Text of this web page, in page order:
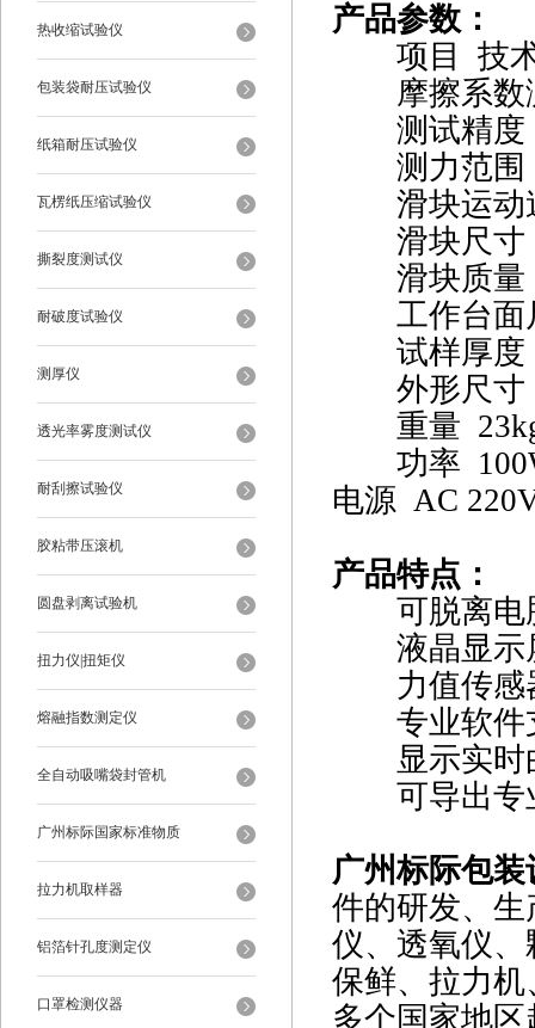
热收缩试验仪
包装袋耐压试验仪
纸箱耐压试验仪
瓦楞纸压缩试验仪
撕裂度测试仪
耐破度试验仪
测厚仪
透光率雾度测试仪
耐刮擦试验仪
胶粘带压滚机
圆盘剥离试验机
扭力仪|扭矩仪
熔融指数测定仪
全自动吸嘴袋封管机
广州标际国家标准物质
拉力机取样器
铝箔针孔度测定仪
口罩检测仪器
产品参数：
项目 技术
摩擦系数
测试精度
测力范围
滑块运动
滑块尺寸
滑块质量
工作台面
试样厚度
外形尺寸
重量
功率
电源 AC
产品特点：
可脱离电
液晶显示屏
力值传感
专业软件支
显示实时
可导出专
广州标际包
件的研发、
仪、透氧仪
保鲜、拉力
多个国家地